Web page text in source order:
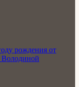
рождения от